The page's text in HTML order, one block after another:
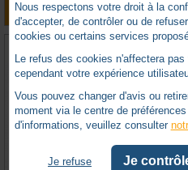
AJOUTER AU PANIER
Nous respectons votre droit à la
d'accepter, de contrôler ou de
cookies ou certains services
Le refus des cookies n'affectera
cependant votre expérience
Vous pouvez changer d'avis ou
moment via le centre de
d'informations, veuillez consulter
Je refuse Je